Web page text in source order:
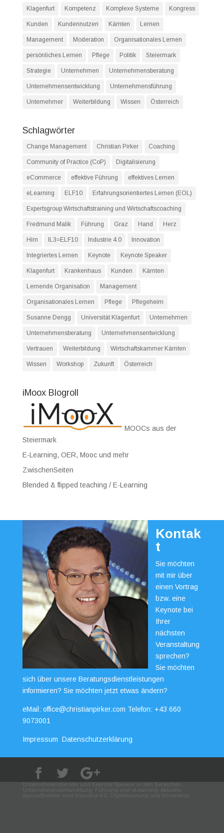
Klagenfurt Kompetenz Komplexe Systeme Kongress
Kunden Kundennutzen Kärnten Lernen
Management Moderation Organisationales Lernen
persönliches Lernen Pflege Politik Steiermark
Strategie Unternehmen Unternehmensberatung
Unternehmensentwicklung Unternehmensführung
Unternehmer Weiterbildung Wissen Österreich
Schlagwörter
Change Management Christian Pirker Coaching
Community of Practice (CoP) Digitalisierung
eCommerce effektive Führung effektives Lernen
eLearning ELF10 Erfahrungsorientiertes Lernen (EOL)
Expertsgroup Wirtschaftstraining und Wirtschaftscoaching
Fredmund Malik Führung Graz Hand Herz
Hirn IL3=ELF10 Industrie 4.0 Innovation
Integriertes Lernen Keynote Keynote Speaker
Klagenfurt Krankenhaus Kunden Kärnten
Lernende Organisation Management
Organisationales Lernen Pflege Pflegeheim
Susanne Dengg Universität Klagenfurt Unternehmen
Unternehmensberatung Unternehmensentwicklung
Vertrauen Weiterbildung Wirtschaftskammer Kärnten
Wissen Workshop Zukunft Österreich
iMoox Blogroll
MOOCs aus der
Steiermark
E-Learning, OER, Mooc und mehr
ZwischenSeiten
Blended & flipped teaching / E-Learning
Kontak
t
Sie möchten
mit mir über
einen Vortrag
bzw. eine
Keynote bei
Ihrer
nächsten
Veranstaltung
sprechen?
Sie möchten
sich über unsere Beratungsdienstleistungen
informieren? Sie möchten jetzt etwas ändern?
eMail: office@christianpirker.com Telefon: +43 660
9073001
Impressum Datenschutzerklärung
Unternehmensberater und Keynote Speaker in den Bereichen
Unternehmensentwicklung, Führung und eLearning. Aktuelle
Spezialthemen sind Industrie 4.0, Digitalisierung und Innovation.